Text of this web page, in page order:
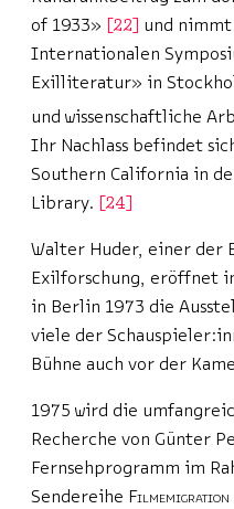
of 1933»
22
und
Internationalen
Exilliteratur» in
und wissenschaftliche
Ihr Nachlass befindet
Southern California in
Library.
24
Walter Huder, einer der
Exilforschung, eröffnet
in Berlin 1973 die
viele der
Bühne auch vor der
1975 wird die
Recherche von Günter
Fernsehprogramm im
Sendereihe